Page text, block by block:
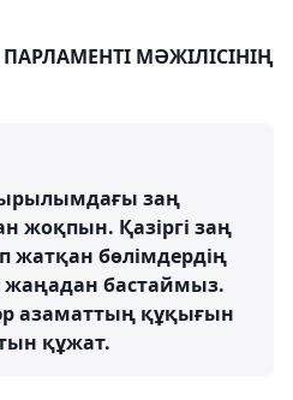
МӘЖІЛІСІНІҢ
заң
жоқпын. Қазіргі заң
бөлімдердің
жаңадан бастаймыз.
азаматтың құқығын
құжат.